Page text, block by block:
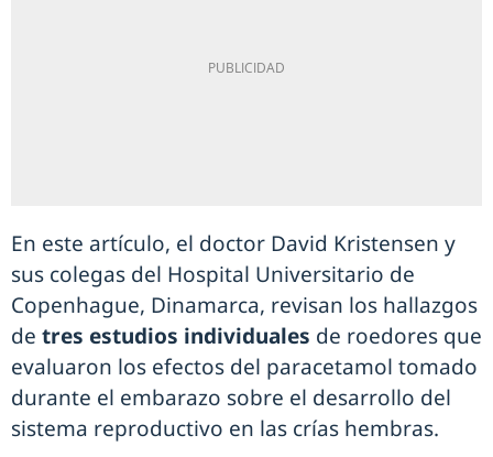
En este artículo, el doctor David Kristensen y
sus colegas del Hospital Universitario de
Copenhague, Dinamarca, revisan los hallazgos
de tres estudios individuales de roedores que
evaluaron los efectos del paracetamol tomado
durante el embarazo sobre el desarrollo del
sistema reproductivo en las crías hembras.